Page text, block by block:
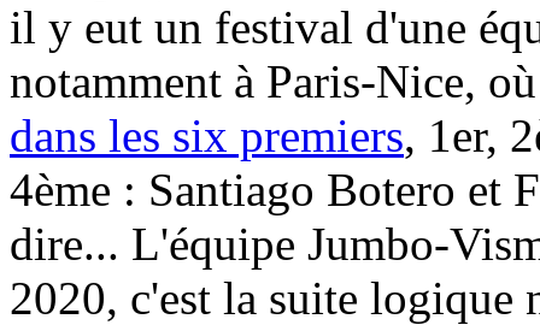
il y eut un festival d'une
notamment à Paris-Nice,
dans les six premiers, 1er,
4ème : Santiago Botero et
dire... L'équipe Jumbo-
2020, c'est la suite logique